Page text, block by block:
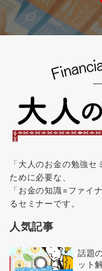
「大人のお金の勉強
ために必要な、
「お金の知識=ファイ
るセミナーです。
人気記事
話題
ット